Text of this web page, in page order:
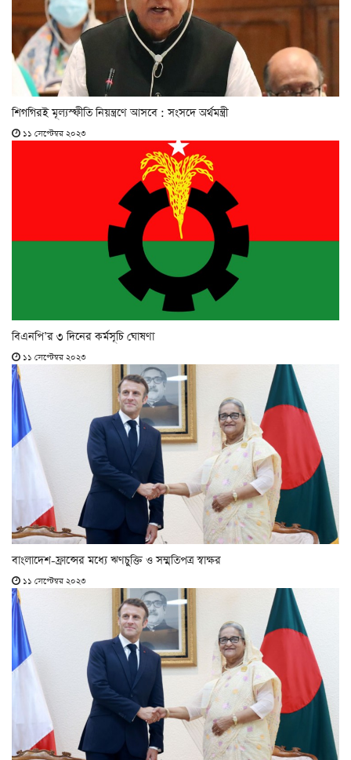
শিগগিরই মূল্যস্ফীতি নিয়ন্ত্রণে আসবে : সংসদে অর্থমন্ত্রী
১১ সেপ্টেম্বর ২০২৩
বিএনপি’র ৩ দিনের কর্মসূচি ঘোষণা
১১ সেপ্টেম্বর ২০২৩
বাংলাদেশ-ফ্রান্সের মধ্যে ঋণচুক্তি ও সম্মতিপত্র স্বাক্ষর
১১ সেপ্টেম্বর ২০২৩